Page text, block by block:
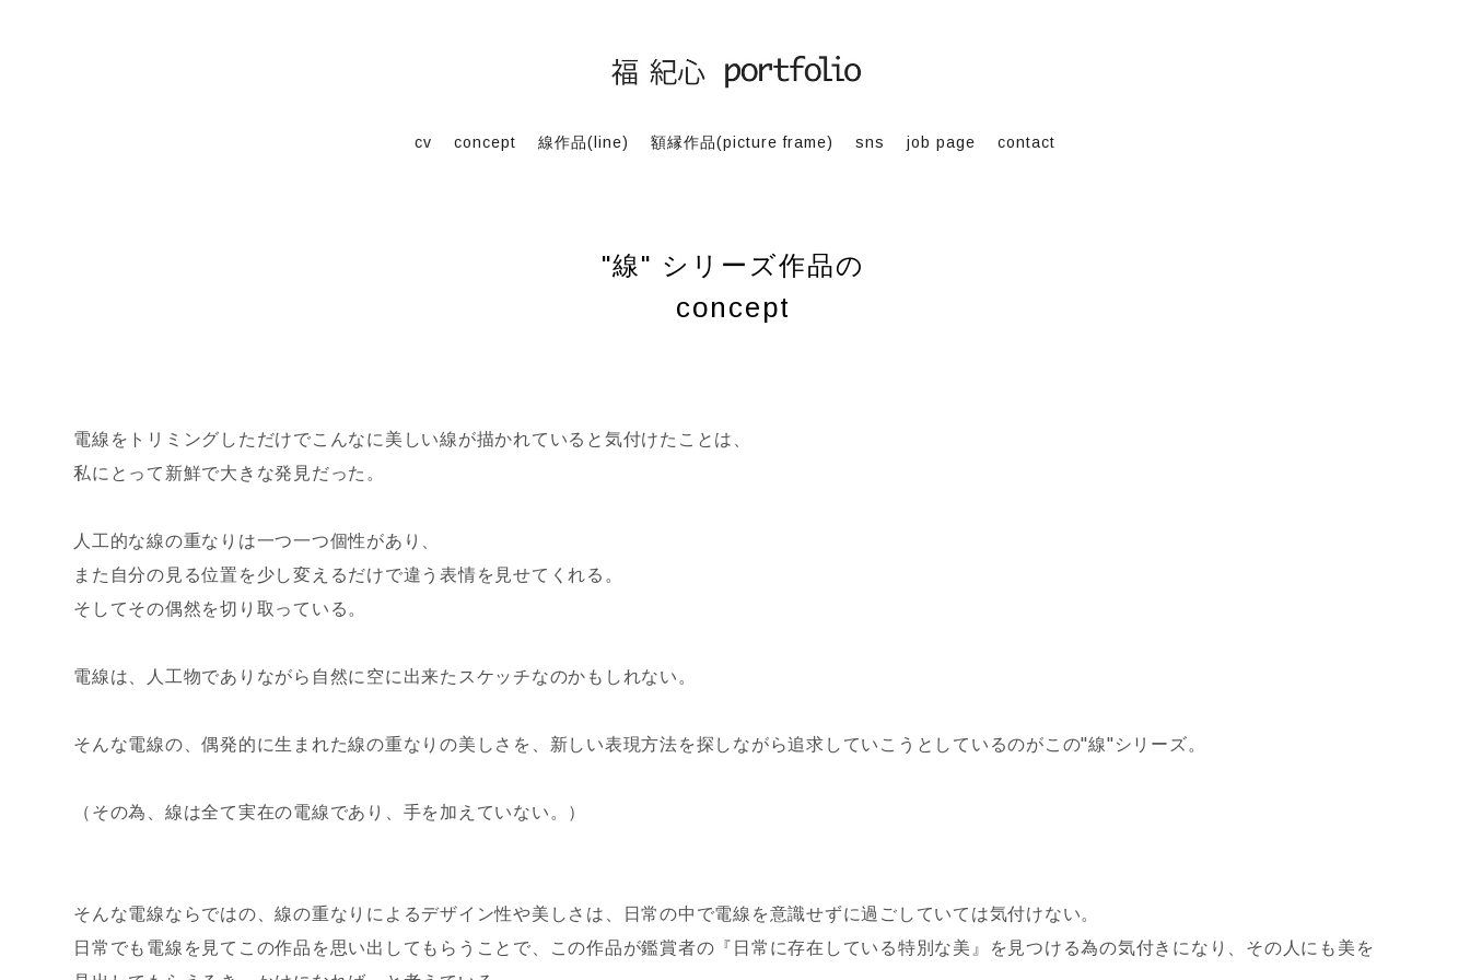
cv concept 線作品(line) 額縁作品(picture frame) sns job page contact
"線" シリーズ作品の
concept
電線をトリミングしただけでこんなに美しい線が描かれていると気付けたことは、
私にとって新鮮で大きな発見だった。
人工的な線の重なりは一つ一つ個性があり、
また自分の見る位置を少し変えるだけで違う表情を見せてくれる。
そしてその偶然を切り取っている。
電線は、人工物でありながら自然に空に出来たスケッチなのかもしれない。
そんな電線の、偶発的に生まれた線の重なりの美しさを、新しい表現方法を探しながら追求していこうとしているのがこの"線"シリーズ。
（その為、線は全て実在の電線であり、手を加えていない。）
そんな電線ならではの、線の重なりによるデザイン性や美しさは、日常の中で電線を意識せずに過ごしていては気付けない。
日常でも電線を見てこの作品を思い出してもらうことで、この作品が鑑賞者の『日常に存在している特別な美』を見つける為の気付きになり、その人にも美を